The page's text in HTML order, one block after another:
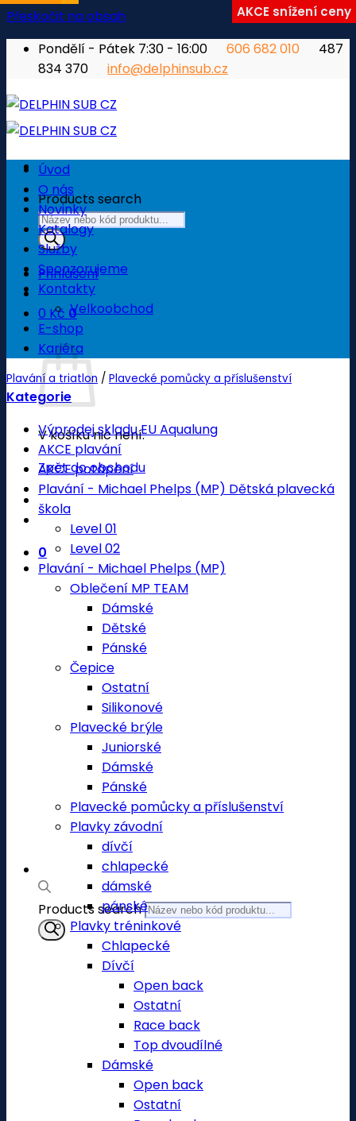
Přeskočit na obsah
Pondělí - Pátek 7:30 - 16:00
606 682 010
487
834 370
info@delphinsub.cz
Products search
Přihlášení
0 Kč 0
Košík
V košíku nic není.
Zpět do obchodu
0
Products search
Úvod
O nás
Novinky
Katalogy
Služby
Sponzorujeme
Kontakty
Velkoobchod
E-shop
Kariéra
Plavání a triatlon / Plavecké pomůcky a příslušenství
Kategorie
Výprodej skladu EU Aqualung
AKCE plavání
AKCE potápění
Plavání - Michael Phelps (MP) Dětská plavecká
škola
Level 01
Level 02
Plavání - Michael Phelps (MP)
Oblečení MP TEAM
Dámské
Dětské
Pánské
Čepice
Ostatní
Silikonové
Plavecké brýle
Juniorské
Dámské
Pánské
Plavecké pomůcky a příslušenství
Plavky závodní
dívčí
chlapecké
dámské
pánské
Plavky tréninkové
Chlapecké
Dívčí
Open back
Ostatní
Race back
Top dvoudílné
Dámské
Open back
Ostatní
AKCE snížení ceny